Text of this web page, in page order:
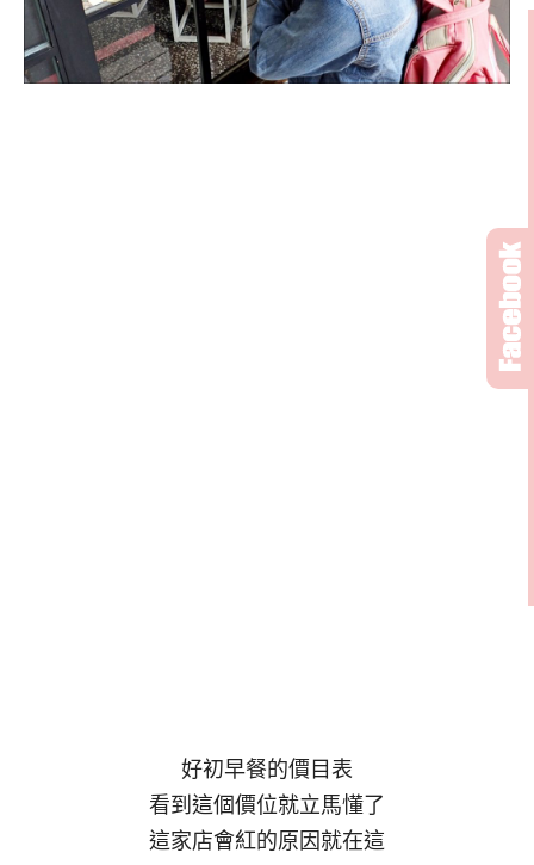
好初早餐的價目表
看到這個價位就立馬懂了
這家店會紅的原因就在這